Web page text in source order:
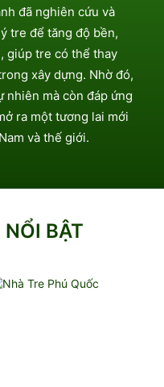
đã nghiên cứu và
tre để tăng độ bền,
giúp tre có thể thay
xây dựng. Nhờ đó,
nhiên mà còn đáp ứng
ra một tương lai mới
và thế giới.
BẬT